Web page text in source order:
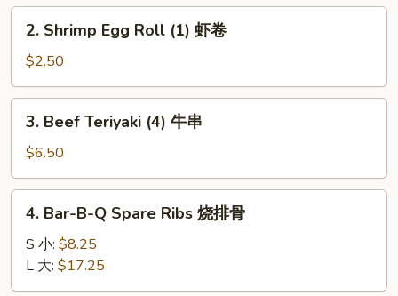
虾
Shrimp
Egg
Roll
(1)
2. Shrimp Egg Roll (1) 虾卷
$2.50
Beef
Teriyaki
(4)
牛
3. Beef Teriyaki (4) 牛串
$6.50
Bar-
B-
Spare
4. Bar-B-Q Spare Ribs 烧排骨
S 小: $8.25
L 大: $17.25